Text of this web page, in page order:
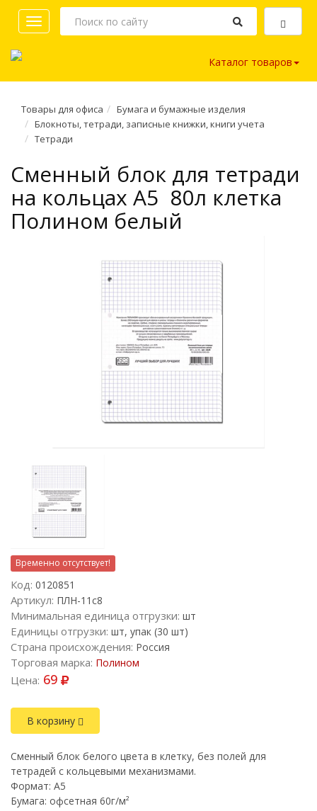
Toggle
navigation
Каталог товаров
Товары для офиса
Бумага и бумажные изделия
Блокноты, тетради, записные книжки, книги учета
Тетради
Сменный блок для тетради
на кольцах A5 80л клетка
Полином белый
Временно отсутствует!
Код: 0120851
Артикул: ПЛН-11с8
Минимальная единица отгрузки: шт
Единицы отгрузки: шт, упак (30 шт)
Страна происхождения: Россия
Торговая марка: Полином
Цена: 69
В корзину
Сменный блок белого цвета в клетку, без полей для
тетрадей с кольцевыми механизмами.
Формат: А5
Бумага: офсетная 60г/м²